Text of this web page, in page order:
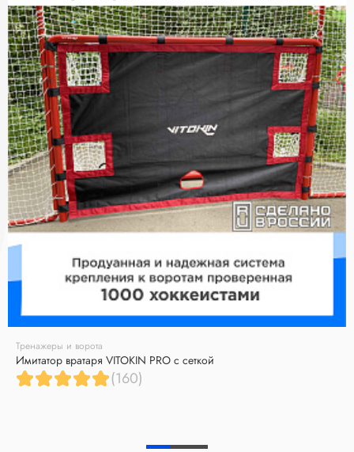
Тренажеры и ворота
Имитатор вратаря VITOKIN PRO с сеткой
(160)